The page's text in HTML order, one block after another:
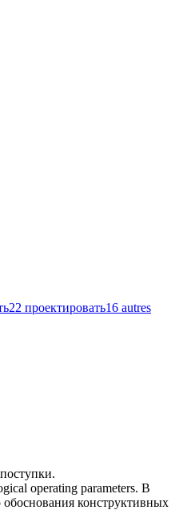
22 проектировать16 autres
operating parameters. В
конструктивных